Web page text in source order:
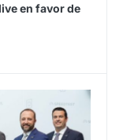
en favor de